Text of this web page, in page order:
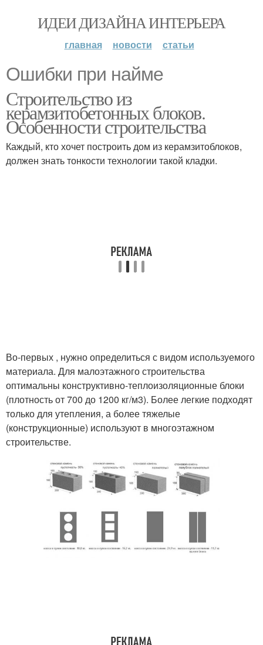
ИДЕИ ДИЗАЙНА ИНТЕРЬЕРА
главная новости статьи
Ошибки при найме
Строительство из
керамзитобетонных блоков.
Особенности строительства
Каждый, кто хочет построить дом из керамзитоблоков,
должен знать тонкости технологии такой кладки.
Во-первых , нужно определиться с видом используемого
материала. Для малоэтажного строительства
оптимальны конструктивно-теплоизоляционные блоки
(плотность от 700 до 1200 кг/м3). Более легкие подходят
только для утепления, а более тяжелые
(конструкционные) используют в многоэтажном
строительстве.